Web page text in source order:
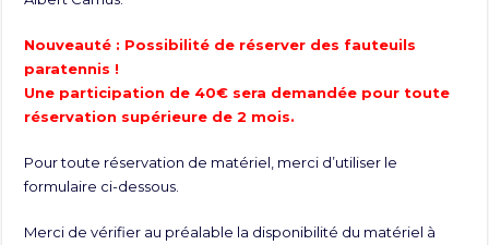
Nouveauté : Possibilité de réserver des fauteuils
paratennis !
Une participation de 40€ sera demandée pour toute
réservation supérieure de 2 mois.
Pour toute réservation de matériel, merci d’utiliser le
formulaire ci-dessous.
Merci de vérifier au préalable la disponibilité du matériel à